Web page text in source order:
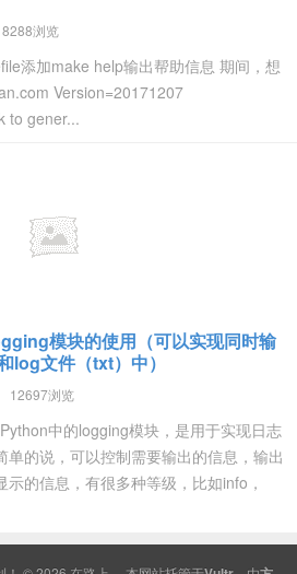
8288浏览
添加make help输出帮助信息 期间，想
Version=20171207
to gener...
模块的使用（可以实现同时输
log文件（txt）中）
12697浏览
中的logging模块，是用于实现日志
单的说，可以控制需要输出的信息，输出
示的信息，有很多种等级，比如info，